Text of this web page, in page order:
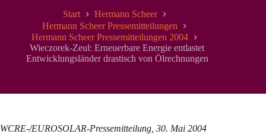
Start
Hermann Scheer
Hermann Scheer Pressemitteilungen
Hermann Scheer Pressemitteilungen 2004
Wieczorek-Zeul: Erneuerbare Energie entlastet
Entwicklungsländer drastisch von Ölrechnungen
WCRE-/EUROSOLAR-Pressemitteilung, 30. Mai 2004